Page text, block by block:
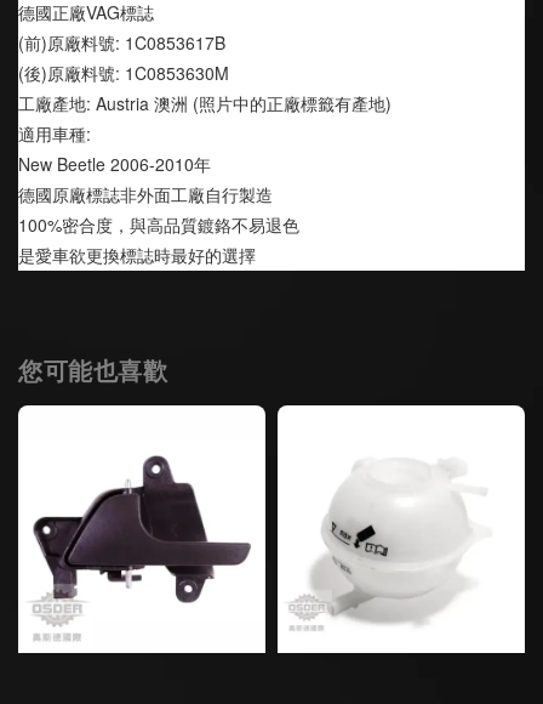
德國正廠VAG標誌
(前)原廠料號: 1C0853617B
(後)原廠料號: 1C0853630M
工廠產地: Austria 澳洲 (照片中的正廠標籤有產地)
適用車種:
New Beetle 2006-2010年
德國原廠標誌非外面工廠自行製造
100%密合度，與高品質鍍鉻不易退色
是愛車欲更換標誌時最好的選擇
您可能也喜歡